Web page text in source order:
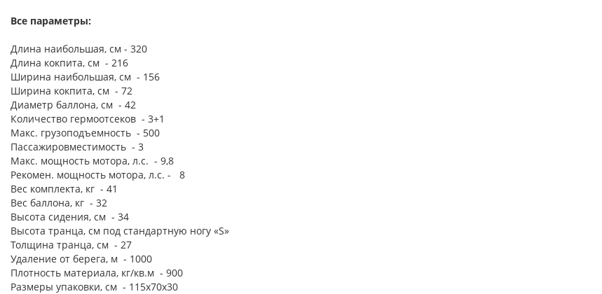
Все параметры:
Длина наибольшая, см - 320
Длина кокпита, см - 216
Ширина наибольшая, см - 156
Ширина кокпита, см - 72
Диаметр баллона, см - 42
Количество гермоотсеков - 3+1
Макс. грузоподъемность - 500
Пассажировместимость - 3
Макс. мощность мотора, л.с. - 9,8
Рекомен. мощность мотора, л.с. - 8
Вес комплекта, кг - 41
Вес баллона, кг - 32
Высота сидения, см - 34
Высота транца, см под стандартную ногу «S»
Толщина транца, см - 27
Удаление от берега, м - 1000
Плотность материала, кг/кв.м - 900
Размеры упаковки, см - 115x70x30